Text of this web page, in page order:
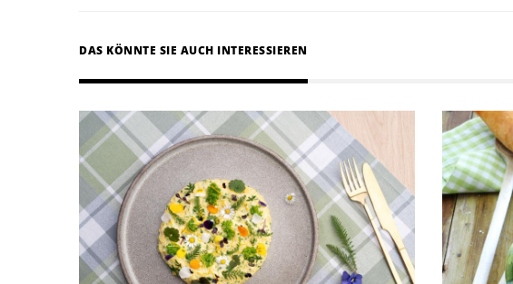
DAS KÖNNTE SIE AUCH INTERESSIEREN